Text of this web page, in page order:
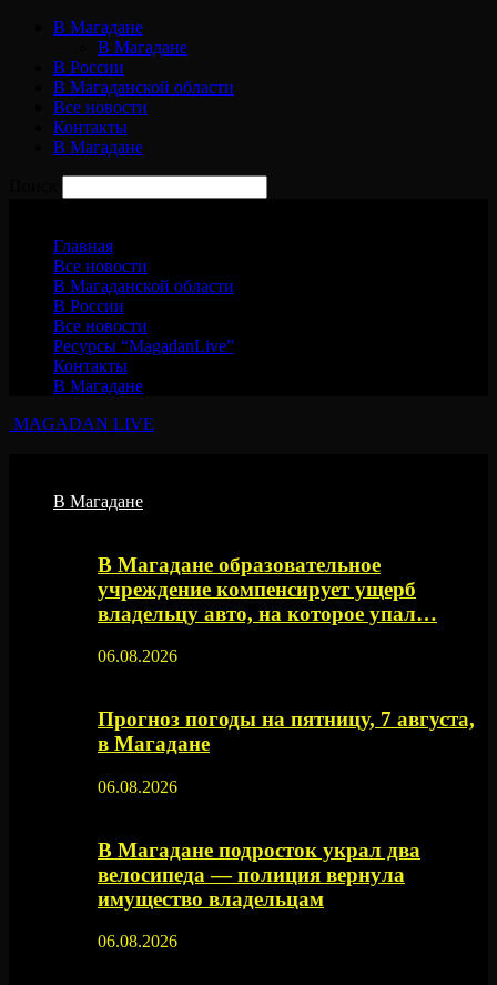
В Магадане
В Магадане
В России
В Магаданской области
Все новости
Контакты
В Магадане
Главная
Все новости
В Магаданской области
В России
Все новости
Ресурсы “MagadanLive”
Контакты
В Магадане
MAGADAN LIVE
В Магадане
В Магадане образовательное
учреждение компенсирует ущерб
владельцу авто, на которое упал…
06.08.2026
Прогноз погоды на пятницу, 7 августа,
в Магадане
06.08.2026
В Магадане подросток украл два
велосипеда — полиция вернула
имущество владельцам
06.08.2026